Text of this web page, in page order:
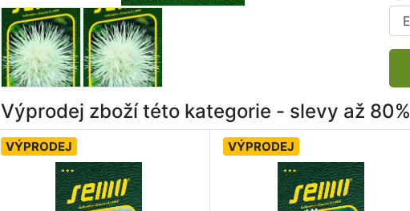
Výprodej zboží této kategorie - slevy až 80%
VÝPRODEJ VÝPRODEJ